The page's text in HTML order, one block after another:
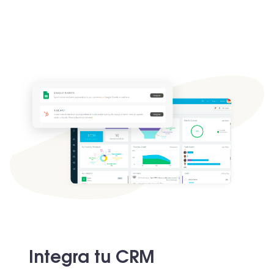
Integra tu CRM